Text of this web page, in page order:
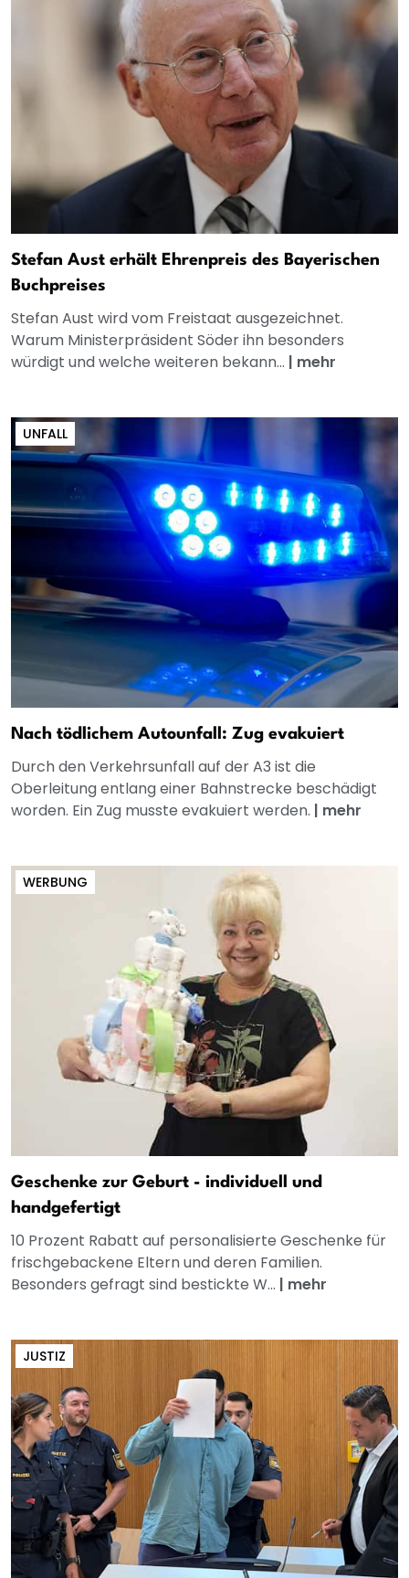
Stefan Aust erhält Ehrenpreis des Bayerischen
Buchpreises
Stefan Aust wird vom Freistaat ausgezeichnet.
Warum Ministerpräsident Söder ihn besonders
würdigt und welche weiteren bekann... | mehr
UNFALL
Nach tödlichem Autounfall: Zug evakuiert
Durch den Verkehrsunfall auf der A3 ist die
Oberleitung entlang einer Bahnstrecke beschädigt
worden. Ein Zug musste evakuiert werden. | mehr
WERBUNG
Geschenke zur Geburt - individuell und
handgefertigt
10 Prozent Rabatt auf personalisierte Geschenke für
frischgebackene Eltern und deren Familien.
Besonders gefragt sind bestickte W... | mehr
JUSTIZ